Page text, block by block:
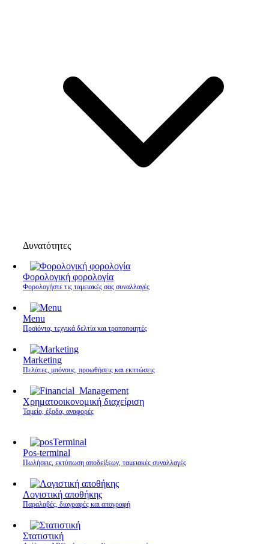
Δυνατότητες
Φορολογική φορολογία
Φορολογήστε τις ταμειακές σας συναλλαγές
Menu
Προϊόντα, τεχνικά δελτία και τροποποιητές
Marketing
Πελάτες, μπόνους, προωθήσεις και εκπτώσεις
Χρηματοοικονομική διαχείριση
Ταμείο, έξοδα, αναφορές
Pos-terminal
Πωλήσεις, εκτύπωση αποδείξεων, ταμειακές συναλλαγές
Λογιστική αποθήκης
Παραλαβές, διαγραφές και απογραφή
Στατιστική